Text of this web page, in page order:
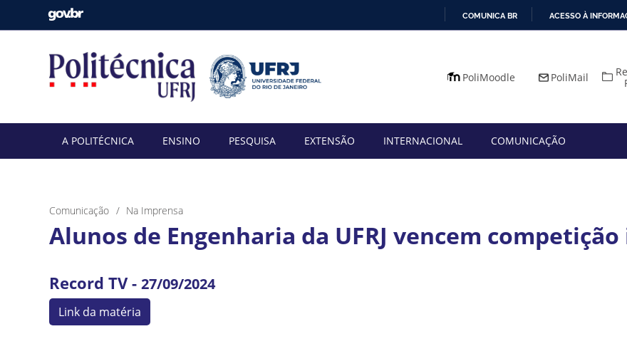
O
COMUNICA BR ACESSO À
PoliMoodle PoliMail
A POLITÉCNICA ENSINO PESQUISA EXTENSÃO INTERNACIONAL COMUNICAÇÃO
Comunicação Na Imprensa
Alunos de Engenharia da UFRJ vencem
Record TV - 27/09/2024
Link da matéria